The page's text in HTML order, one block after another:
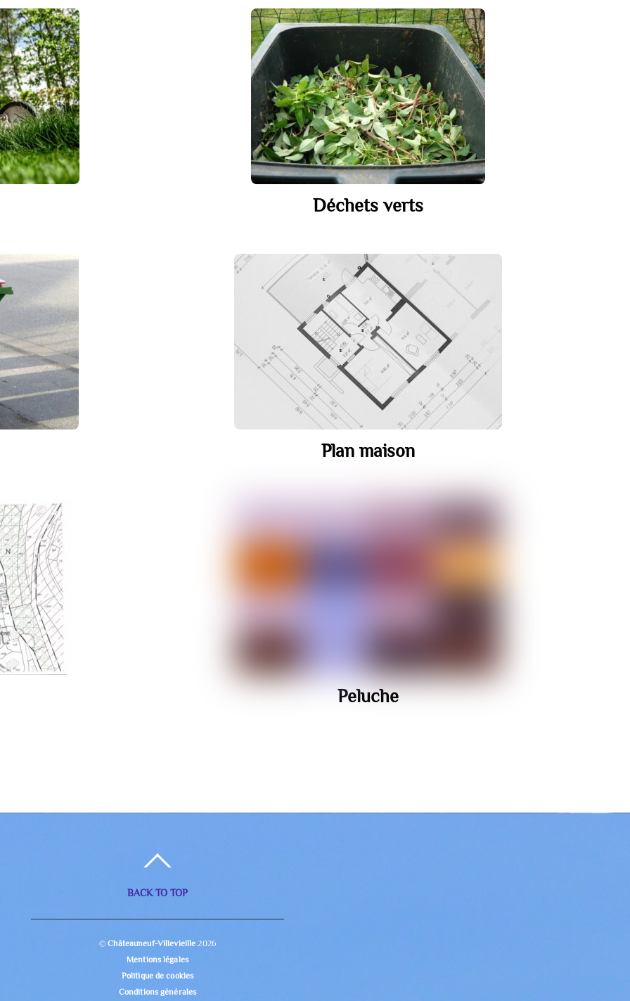
Déchets verts
Plan maison
Peluche
BACK TO TOP
©Châteauneuf-Villevieille 2026
Mentions légales
Politique de cookies
Conditions générales